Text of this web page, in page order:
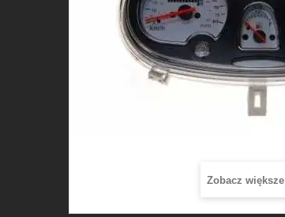
Zobacz większe